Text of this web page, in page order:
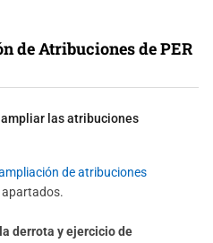
de Atribuciones de PER
las atribuciones
de atribuciones
apartados.
derrota y ejercicio de